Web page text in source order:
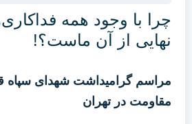
چرا با وجود همه
نهایی از آن ماست؟!
مراسم گرامیداشت شهدای سپاه
مقاومت در تهران